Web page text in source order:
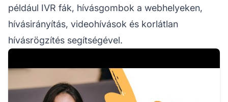
például IVR fák, hívásgombok a webhelyeken,
hívásirányítás, videohívások és korlátlan
hívásrögzítés segítségével.